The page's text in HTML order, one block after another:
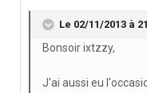
Le 02/11/2013 à
Bonsoir ixtzzy,
J'ai aussi eu